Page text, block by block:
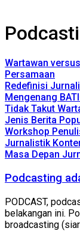
Wartawan
Persamaan
Redefinisi
Mengenang
Tidak Takut
Jenis Berita
Workshop
Jurnalistik
Masa Depan
Podcasting
PODCAST,
belakangan ini.
broadcasting